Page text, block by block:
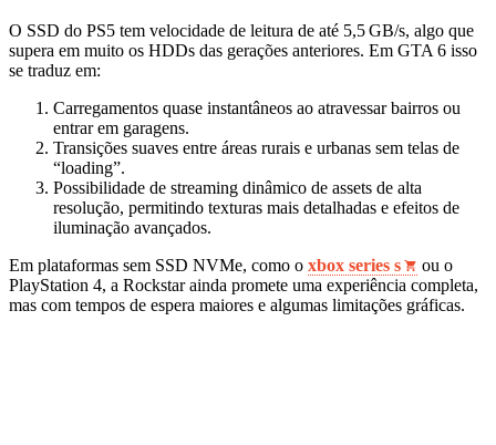
O SSD do PS5 tem velocidade de leitura de até 5,5 GB/s, algo que
supera em muito os HDDs das gerações anteriores. Em GTA 6 isso
se traduz em:
Carregamentos quase instantâneos ao atravessar bairros ou
entrar em garagens.
Transições suaves entre áreas rurais e urbanas sem telas de
“loading”.
Possibilidade de streaming dinâmico de assets de alta
resolução, permitindo texturas mais detalhadas e efeitos de
iluminação avançados.
Em plataformas sem SSD NVMe, como o xbox series s
ou o
PlayStation 4, a Rockstar ainda promete uma experiência completa,
mas com tempos de espera maiores e algumas limitações gráficas.